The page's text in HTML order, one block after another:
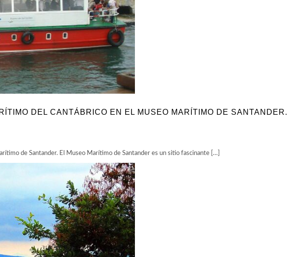
DEL CANTÁBRICO EN EL MUSEO MARÍTIMO DE SANTANDER.
de Santander. El Museo Marítimo de Santander es un sitio fascinante […]